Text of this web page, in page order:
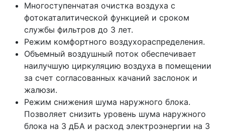
Многоступенчатая очистка воздуха с
фотокаталитической функцией и сроком
службы фильтров до 3 лет.
Режим комфортного воздухораспределения.
Объемный воздушный поток обеспечивает
наилучшую циркуляцию воздуха в помещении
за счет согласованных качаний заслонок и
жалюзи.
Режим снижения шума наружного блока.
Позволяет снизить уровень шума наружного
блока на 3 дБА и расход электроэнергии на 3